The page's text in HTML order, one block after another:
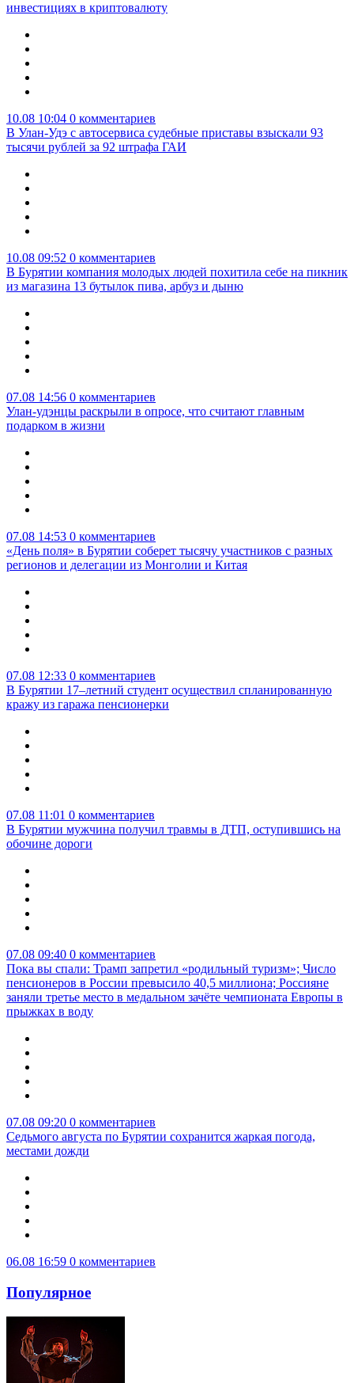
инвестициях в криптовалюту
10.08 10:04 0 комментариев
В Улан-Удэ с автосервиса судебные приставы взыскали 93
тысячи рублей за 92 штрафа ГАИ
10.08 09:52 0 комментариев
В Бурятии компания молодых людей похитила себе на пикник
из магазина 13 бутылок пива, арбуз и дыню
07.08 14:56 0 комментариев
Улан-удэнцы раскрыли в опросе, что считают главным
подарком в жизни
07.08 14:53 0 комментариев
«День поля» в Бурятии соберет тысячу участников с разных
регионов и делегации из Монголии и Китая
07.08 12:33 0 комментариев
В Бурятии 17–летний студент осуществил спланированную
кражу из гаража пенсионерки
07.08 11:01 0 комментариев
В Бурятии мужчина получил травмы в ДТП, оступившись на
обочине дороги
07.08 09:40 0 комментариев
Пока вы спали: Трамп запретил «родильный туризм»; Число
пенсионеров в России превысило 40,5 миллиона; Россияне
заняли третье место в медальном зачёте чемпионата Европы в
прыжках в воду
07.08 09:20 0 комментариев
Седьмого августа по Бурятии сохранится жаркая погода,
местами дожди
06.08 16:59 0 комментариев
Популярное